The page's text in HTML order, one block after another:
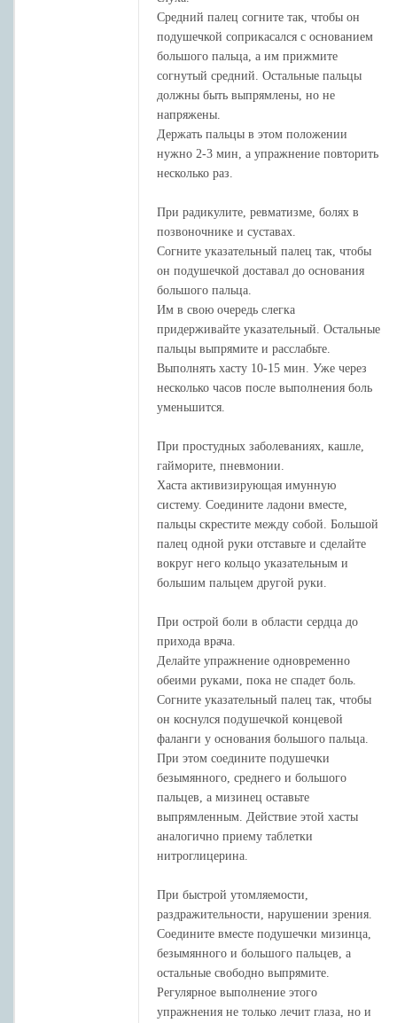
Средний палец согните так, чтобы он
подушечкой соприкасался с основанием
большого пальца, а им прижмите
согнутый средний. Остальные пальцы
должны быть выпрямлены, но не
напряжены.
Держать пальцы в этом положении
нужно 2-3 мин, а упражнение повторить
несколько раз.
При радикулите, ревматизме, болях в
позвоночнике и суставах.
Согните указательный палец так, чтобы
он подушечкой доставал до основания
большого пальца.
Им в свою очередь слегка
придерживайте указательный. Остальные
пальцы выпрямите и расслабьте.
Выполнять хасту 10-15 мин. Уже через
несколько часов после выполнения боль
уменьшится.
При простудных заболеваниях, кашле,
гайморите, пневмонии.
Хаста активизирующая имунную
систему. Соедините ладони вместе,
пальцы скрестите между собой. Большой
палец одной руки отставьте и сделайте
вокруг него кольцо указательным и
большим пальцем другой руки.
При острой боли в области сердца до
прихода врача.
Делайте упражнение одновременно
обеими руками, пока не спадет боль.
Согните указательный палец так, чтобы
он коснулся подушечкой концевой
фаланги у основания большого пальца.
При этом соедините подушечки
безымянного, среднего и большого
пальцев, а мизинец оставьте
выпрямленным. Действие этой хасты
аналогично приему таблетки
нитроглицерина.
При быстрой утомляемости,
раздражительности, нарушении зрения.
Соедините вместе подушечки мизинца,
безымянного и большого пальцев, а
остальные свободно выпрямите.
Регулярное выполнение этого
упражнения не только лечит глаза, но и